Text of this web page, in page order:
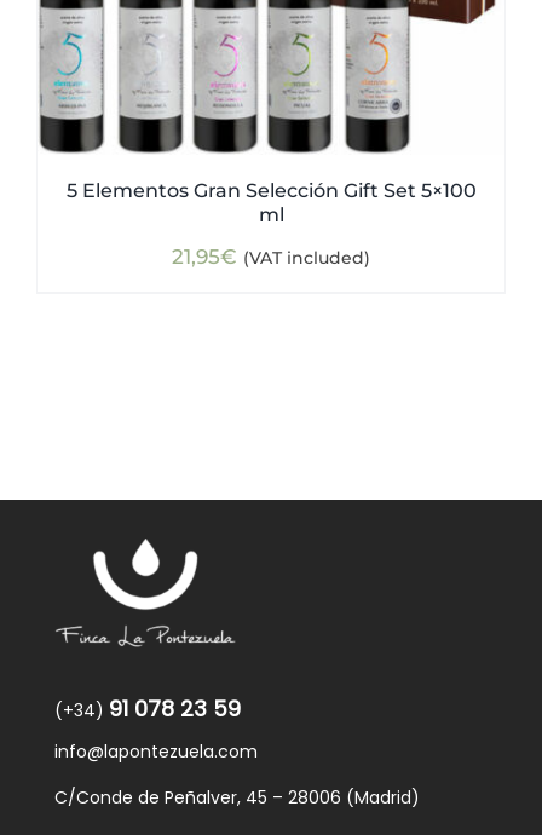
5 Elementos Gran Selección Gift Set 5×100
ml
21,95€ (VAT included)
(+34) 91 078 23 59
info@lapontezuela.com
C/Conde de Peñalver, 45 – 28006 (Madrid)